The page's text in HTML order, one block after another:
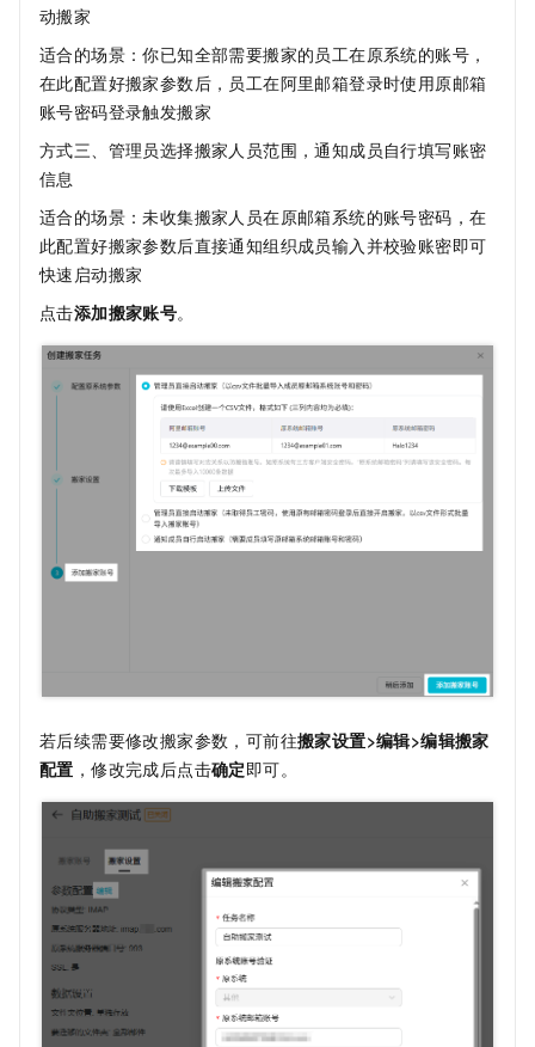
动搬家
适合的场景：你已知全部需要搬家的员工在原系统的账号，
在此配置好搬家参数后，员工在阿里邮箱登录时使用原邮箱
账号密码登录触发搬家
方式三、管理员选择搬家人员范围，通知成员自行填写账密
信息
适合的场景：未收集搬家人员在原邮箱系统的账号密码，在
此配置好搬家参数后直接通知组织成员输入并校验账密即可
快速启动搬家
点击添加搬家账号。
若后续需要修改搬家参数，可前往搬家设置>编辑>编辑搬家
配置 ，修改完成后点击确定即可。